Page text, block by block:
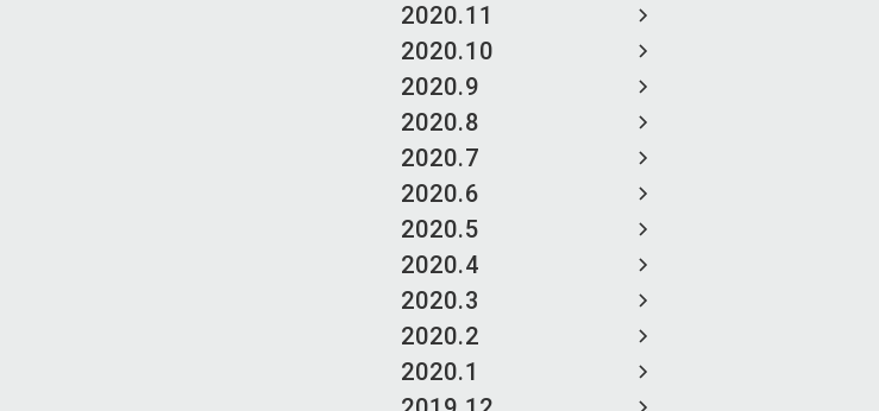
2020.11
2020.10
2020.9
2020.8
2020.7
2020.6
2020.5
2020.4
2020.3
2020.2
2020.1